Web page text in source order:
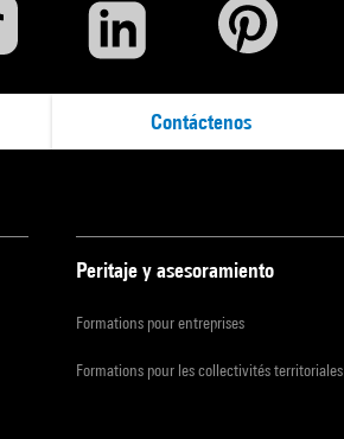
Contáctenos
Peritaje y asesoramiento
Formations pour entreprises
Formations pour les collectivités territoriales